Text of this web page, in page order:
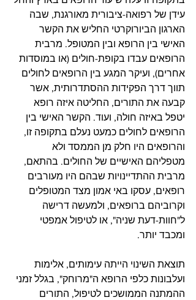
עידן של רפואה-ציבורית מאורגנת, שבה
הארגון הביורוקרטי החליש את הקשר
האישי בין הרופא ובין המטופל. מרבית
הרופאים עבדו בקופת-חולים (או במוסדות
אחרים), ועיקר המגע בין הרופאים לחולים
תווך דרך הפקידות ההסתדרותית, אשר
קבעה את התורים, החליטה איזה רופא
יטפל באיזה חולה, ועוד. הקשר האישי בין
הרופאים לחולים כמעט נעלם בתקופה זו,
והרופאים היו חלק מן הממסד ולא
מטפליהם האישיים של החולים. בהתאם,
מרבית ההתדיינויות שבהם היו מעורבים
רופאים, עסקו באי אמון מצד המטופלים
וקרוביהם ברופאים, ולמעשה דרישה
ל"חוות-דעת שניה", או לטיפול אמפטי
ומכבד יותר.
תוצאת השינוי הייתה עימותים, אלימות
ועלבונות כלפי הרופא ה"מרוחק", בגלל זמני
ההמתנה הממושכים לטיפול, התורים